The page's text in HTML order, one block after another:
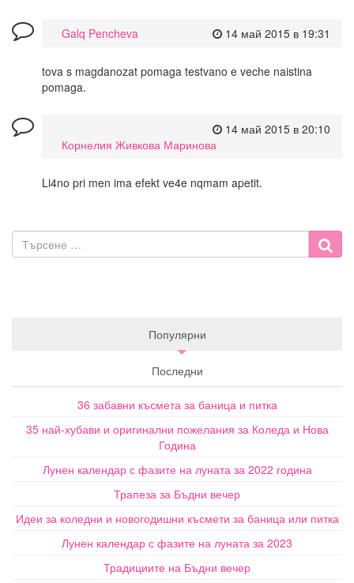
14 май 2015 в 19:31
Galq Pencheva
tova s magdanozat pomaga testvano e veche naistina
pomaga.
14 май 2015 в 20:10
Корнелия Живкова Маринова
Li4no pri men ima efekt ve4e nqmam apetit.
Популярни
Последни
36 забавни късмета за баница и питка
35 най-хубави и оригинални пожелания за Коледа и Нова
Година
Лунен календар с фазите на луната за 2022 година
Трапеза за Бъдни вечер
Идеи за коледни и новогодишни късмети за баница или питка
Лунен календар с фазите на луната за 2023
Традициите на Бъдни вечер